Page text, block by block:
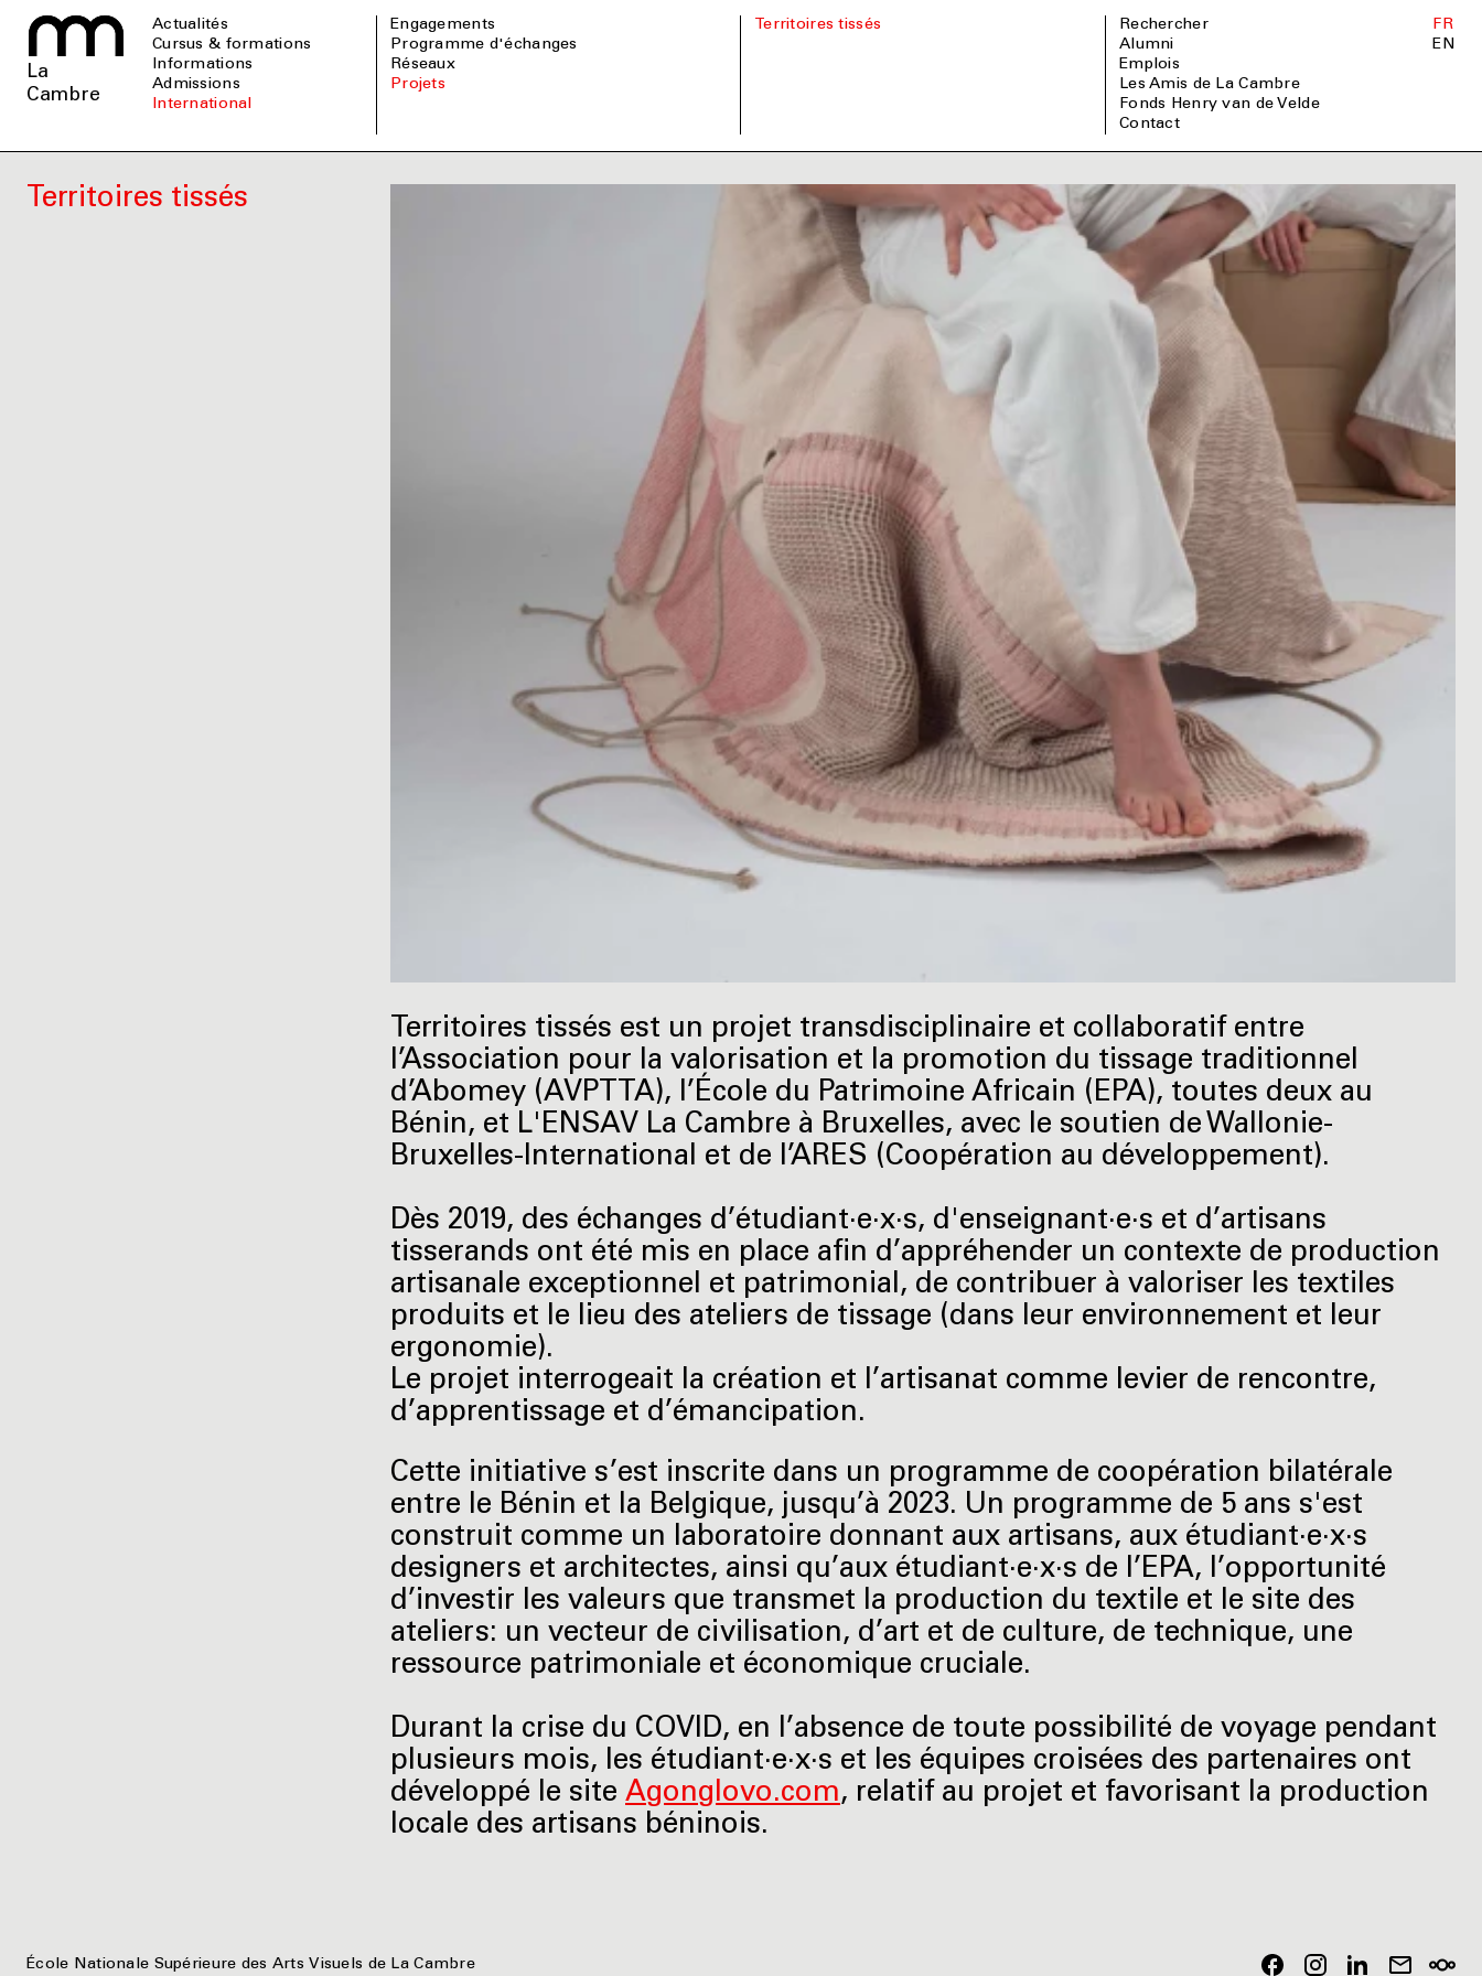
La
Cambre
Actualités
Cursus & formations
informations
admissions
international
Engagements
Programme d'échanges
Réseaux
Projets
Territoires tissés
Rechercher
Alumni
Emplois
Les Amis de La Cambre
Fonds Henry van de Velde
Contact
FR
EN
Territoires tissés
Territoires tissés est un projet transdisciplinaire et collaboratif entre
l’Association pour la valorisation et la promotion du tissage traditionnel
d’Abomey (AVPTTA), l’École du Patrimoine Africain (EPA), toutes deux au
Bénin, et L'ENSAV La Cambre à Bruxelles, avec le soutien de Wallonie-
Bruxelles-International et de l’ARES (Coopération au développement).
Dès 2019, des échanges d’étudiant·e·x·s, d'enseignant·e·s et d’artisans
tisserands ont été mis en place afin d’appréhender un contexte de production
artisanale exceptionnel et patrimonial, de contribuer à valoriser les textiles
produits et le lieu des ateliers de tissage (dans leur environnement et leur
ergonomie).
Le projet interrogeait la création et l’artisanat comme levier de rencontre,
d’apprentissage et d’émancipation.
Cette initiative s’est inscrite dans un programme de coopération bilatérale
entre le Bénin et la Belgique, jusqu’à 2023. Un programme de 5 ans s'est
construit comme un laboratoire donnant aux artisans, aux étudiant·e·x·s
designers et architectes, ainsi qu’aux étudiant·e·x·s de l’EPA, l’opportunité
d’investir les valeurs que transmet la production du textile et le site des
ateliers: un vecteur de civilisation, d’art et de culture, de technique, une
ressource patrimoniale et économique cruciale.
Durant la crise du COVID, en l’absence de toute possibilité de voyage pendant
plusieurs mois, les étudiant·e·x·s et les équipes croisées des partenaires ont
développé le site Agonglovo.com, relatif au projet et favorisant la production
locale des artisans béninois.
École Nationale Supérieure des Arts Visuels de La Cambre